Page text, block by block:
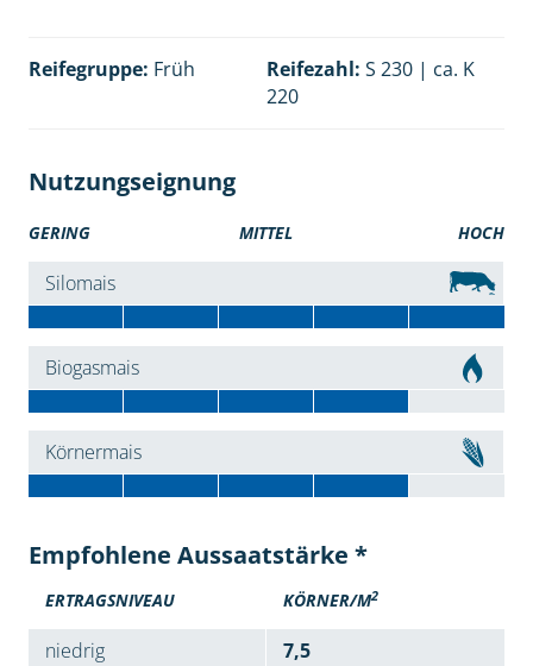
Reifegruppe: Früh Reifezahl: S 230 | ca. K
220
Nutzungseignung
GERING MITTEL HOCH
Silomais
Biogasmais
Körnermais
Empfohlene Aussaatstärke *
ERTRAGSNIVEAU KÖRNER/M2
niedrig
7,5